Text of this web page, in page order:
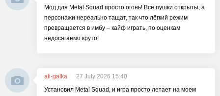
Мод для Metal Squad просто огонь! Все пушки открыты, а
персонажи нереально тащат, так что лёгкий режим
превращается в имбу – кайф играть, по оценкам
недосягаемо круто!
ali-galka
27 July 2026 15:40
Установил Metal Squad, и игра просто летает на моем